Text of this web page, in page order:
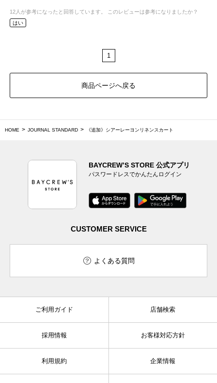
12 人が参考になったと回答しています。
このレビューは参考になりましたか？
はい
1
商品ページへ戻る
HOME JOURNAL STANDARD 《追加》シアーレーヨンリネンスカート
BAYCREW’S STORE 公式アプリ
パスワードレスでかんたんログイン
CUSTOMER SERVICE
よくある質問
ご利用ガイド 店舗検索
採用情報 お客様対応方針
利用規約 企業情報